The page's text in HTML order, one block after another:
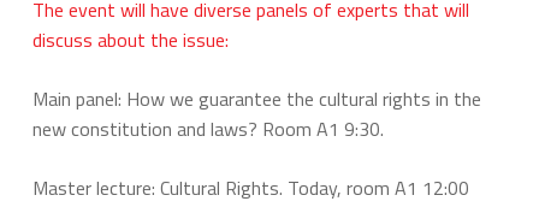
The event will have diverse panels of experts that will
discuss about the issue:
Main panel: How we guarantee the cultural rights in the
new constitution and laws? Room A1 9:30.
Master lecture: Cultural Rights. Today, room A1 12:00